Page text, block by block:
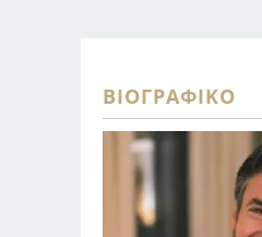
ΒΙΟΓΡΑΦΙΚΌ